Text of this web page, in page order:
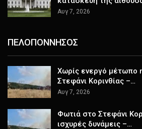
Αυγ 7, 2026
ΠΕΛΟΠΟΝΝΗΣΟΣ
Χωρίς ενεργό μέτωπο
Στεφάνι Κορινθίας –…
Αυγ 7, 2026
Φωτιά στο Στεφάνι
ισχυρές δυνάμεις –…